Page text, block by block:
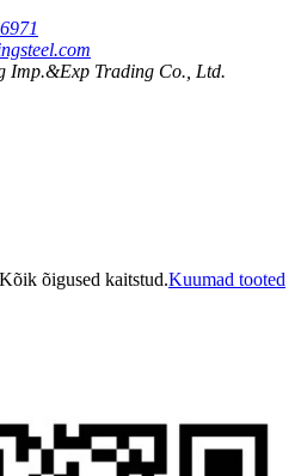
Imp.&Exp Trading Co., Ltd.
õigused kaitstud.Kuumad tooted